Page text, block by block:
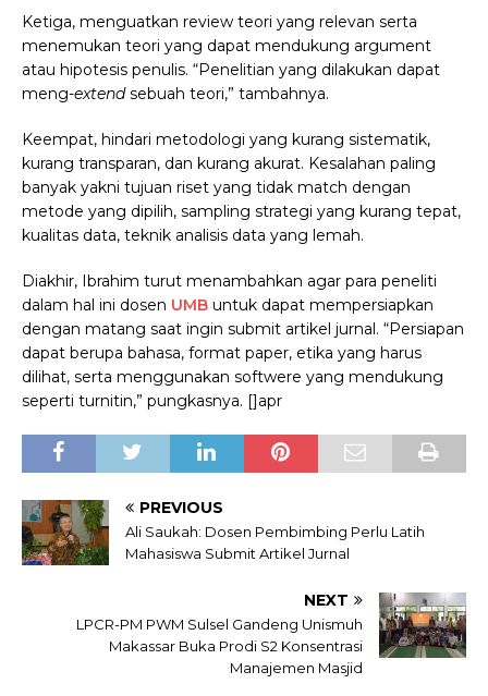
Ketiga, menguatkan review teori yang relevan serta
menemukan teori yang dapat mendukung argument
atau hipotesis penulis. “Penelitian yang dilakukan dapat
meng-extendsebuah teori,” tambahnya.
Keempat, hindari metodologi yang kurang sistematik,
kurang transparan, dan kurang akurat. Kesalahan paling
banyak yakni tujuan riset yang tidak match dengan
metode yang dipilih, sampling strategi yang kurang tepat,
kualitas data, teknik analisis data yang lemah.
Diakhir, Ibrahim turut menambahkan agar para peneliti
dalam hal ini dosen UMB untuk dapat mempersiapkan
dengan matang saat ingin submit artikel jurnal. “Persiapan
dapat berupa bahasa, format paper, etika yang harus
dilihat, serta menggunakan softwere yang mendukung
seperti turnitin,” pungkasnya. []apr
PREVIOUS
Ali Saukah: Dosen Pembimbing Perlu Latih
Mahasiswa Submit Artikel Jurnal
NEXT
LPCR-PM PWM Sulsel Gandeng Unismuh
Makassar Buka Prodi S2 Konsentrasi
Manajemen Masjid